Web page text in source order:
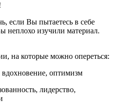
если Вы пытаетесь в себе
неплохо изучили материал.
на которые можно опереться:
вдохновение, оптимизм
лидерство,